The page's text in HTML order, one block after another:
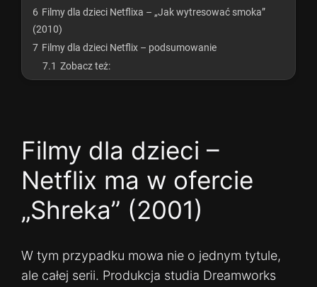
6 Filmy dla dzieci Netflixa – „Jak wytresować smoka”
(2010)
7 Filmy dla dzieci Netflix – podsumowanie
7.1 Zobacz też:
Filmy dla dzieci –
Netflix ma w ofercie
„Shreka” (2001)
W tym przypadku mowa nie o jednym tytule,
ale całej serii. Produkcja studia Dreamworks